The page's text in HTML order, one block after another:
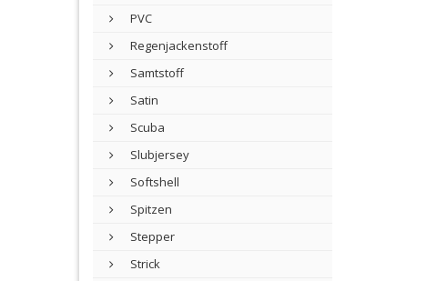
PVC
Regenjackenstoff
Samtstoff
Satin
Scuba
Slubjersey
Softshell
Spitzen
Stepper
Strick